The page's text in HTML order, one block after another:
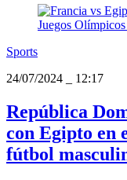
Sports
24/07/2024
12:17
República
con Egipto en
fútbol